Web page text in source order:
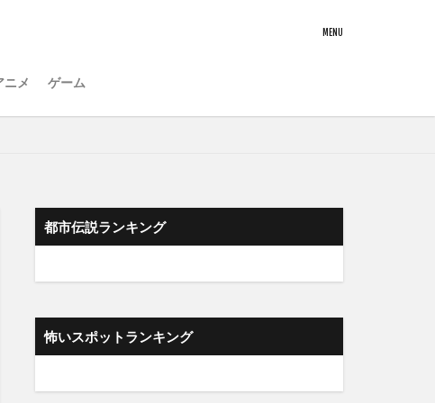
ニメ ゲーム
都市伝説ランキング
怖いスポットランキング